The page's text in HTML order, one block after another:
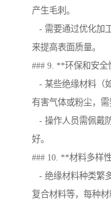
产生毛刺。
- 需要通过优化加
来提高表面质量。
### 9. **环保和安全
- 某些绝缘材料（
有害气体或粉尘，需
- 操作人员需佩戴
好。
### 10. **材料多样
- 绝缘材料种类繁
复合材料等，每种材